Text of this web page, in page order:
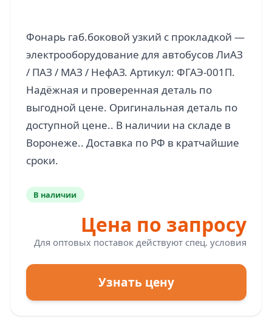
Фонарь габ.боковой узкий с прокладкой —
электрооборудование для автобусов ЛиАЗ
/ ПАЗ / МАЗ / НефАЗ. Артикул: ФГАЭ-001П.
Надёжная и проверенная деталь по
выгодной цене. Оригинальная деталь по
доступной цене.. В наличии на складе в
Воронеже.. Доставка по РФ в кратчайшие
В наличии
Цена по запросу
Для оптовых поставок действуют спец. условия
Узнать цену